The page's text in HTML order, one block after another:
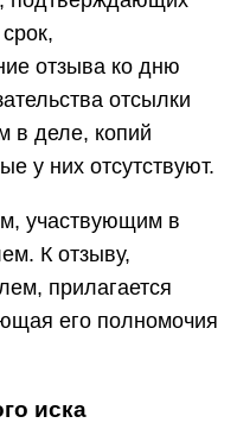
отзыва ко дню
отсылки
в деле, копий
у них отсутствуют.
участвующим в
К отзыву,
прилагается
его полномочия
иска